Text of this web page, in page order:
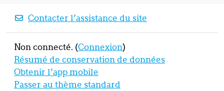
Contacter l’assistance du site
Non connecté. (Connexion)
Résumé de conservation de données
Obtenir l’app mobile
Passer au thème standard